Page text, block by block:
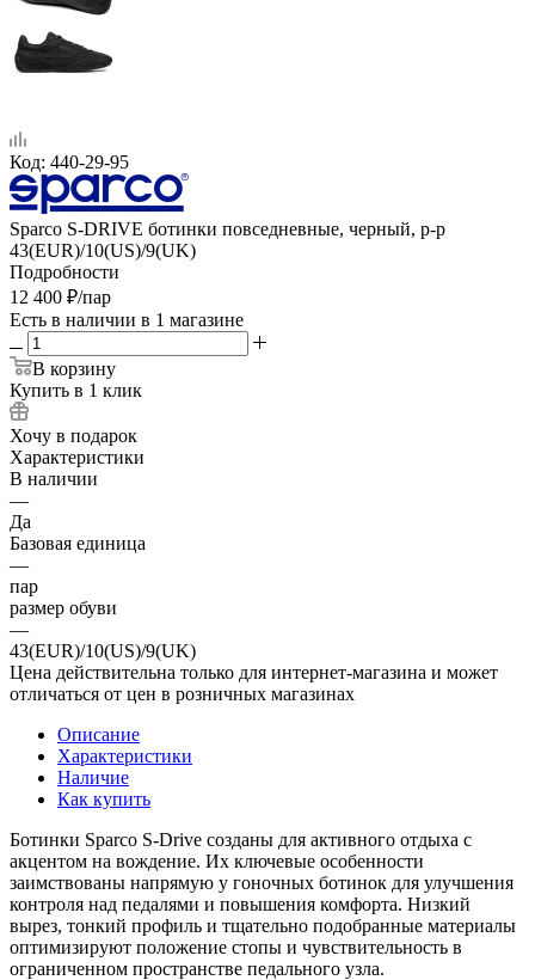
Код: 440-29-95
Sparco S-DRIVE ботинки повседневные, черный, р-р
43(EUR)/10(US)/9(UK)
Подробности
12 400 ₽/пар
Есть в наличии в 1 магазине
В корзину
Купить в 1 клик
Хочу в подарок
Характеристики
В наличии
—
Да
Базовая единица
—
пар
размер обуви
—
43(EUR)/10(US)/9(UK)
Цена действительна только для интернет-магазина и может
отличаться от цен в розничных магазинах
Описание
Характеристики
Наличие
Как купить
Ботинки Sparco S-Drive созданы для активного отдыха с
акцентом на вождение. Их ключевые особенности
заимствованы напрямую у гоночных ботинок для улучшения
контроля над педалями и повышения комфорта. Низкий
вырез, тонкий профиль и тщательно подобранные материалы
оптимизируют положение стопы и чувствительность в
ограниченном пространстве педального узла.